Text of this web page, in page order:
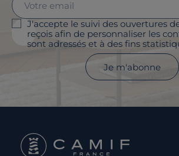
J'accepte le suivi des ouvertures
reçois afin de personnaliser les
sont adressés et à des fins
Je m'abonne